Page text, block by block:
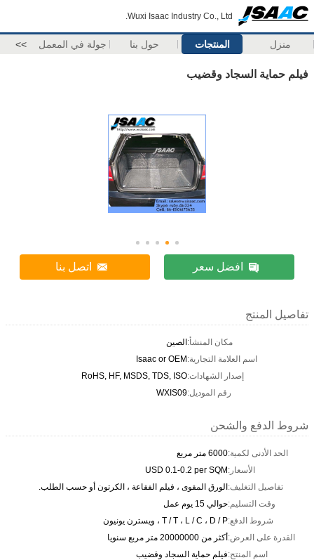
Wuxi Isaac Industry Co., Ltd.
منزل المنتجات حول بنا جولة في المعمل >>
فيلم حماية السجاد وقضيب
افضل سعر اتصل بنا
تفاصيل المنتج
مكان المنشأ:الصين
اسم العلامة التجارية:Isaac or OEM
إصدار الشهادات:RoHS, HF, MSDS, TDS, ISO
رقم الموديل:WXIS09
شروط الدفع والشحن
الحد الأدنى لكمية:6000 متر مربع
الأسعار:USD 0.1-0.2 per SQM
تفاصيل التغليف:الورق المقوى ، فيلم الفقاعة ، الكرتون أو حسب الطلب.
وقت التسليم:حوالي 15 يوم عمل
شروط الدفع:T / T ، L / C ، D / P ، ويسترن يونيون
القدرة على العرض:أكثر من 20000000 متر مربع سنويا
اسم المنتج:فيلم حماية السجاد وقضيب